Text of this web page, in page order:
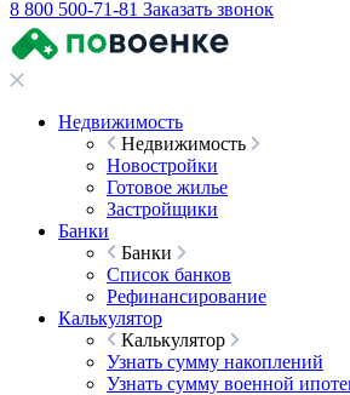
8 800 500-71-81 Заказать звонок
Недвижимость
Недвижимость
Новостройки
Готовое жилье
Застройщики
Банки
Банки
Список банков
Рефинансирование
Калькулятор
Калькулятор
Узнать сумму накоплений
Узнать сумму военной